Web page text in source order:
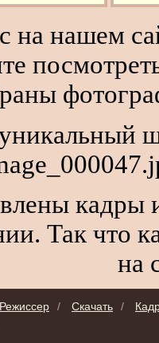
на нашем
кадры
Так что
на
Режиссер / Скачать /